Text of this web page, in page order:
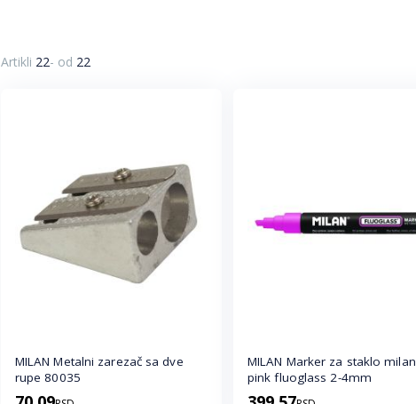
Artikli 22- od 22
MILAN Metalni zarezač sa dve
rupe 80035
MILAN Marker za staklo milan
pink fluoglass 2-4mm